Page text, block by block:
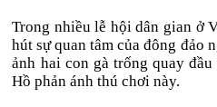
Trong nhiều lễ hội dân gian ở
hút sự quan tâm của đông đảo
ảnh hai con gà trống quay
Hồ phản ánh thú chơi này.